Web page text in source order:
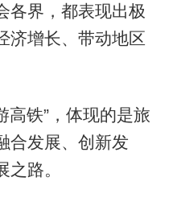
各界，都表现出极
济增长、带动地区
高铁”，体现的是旅
合发展、创新发
路。